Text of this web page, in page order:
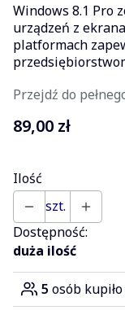
Windows 8.1 Pro
urządzeń z
platformach
Przejdź do
Cena
89,00 zł
Ilość
szt.
Dostępność:
duża ilość
5 osób